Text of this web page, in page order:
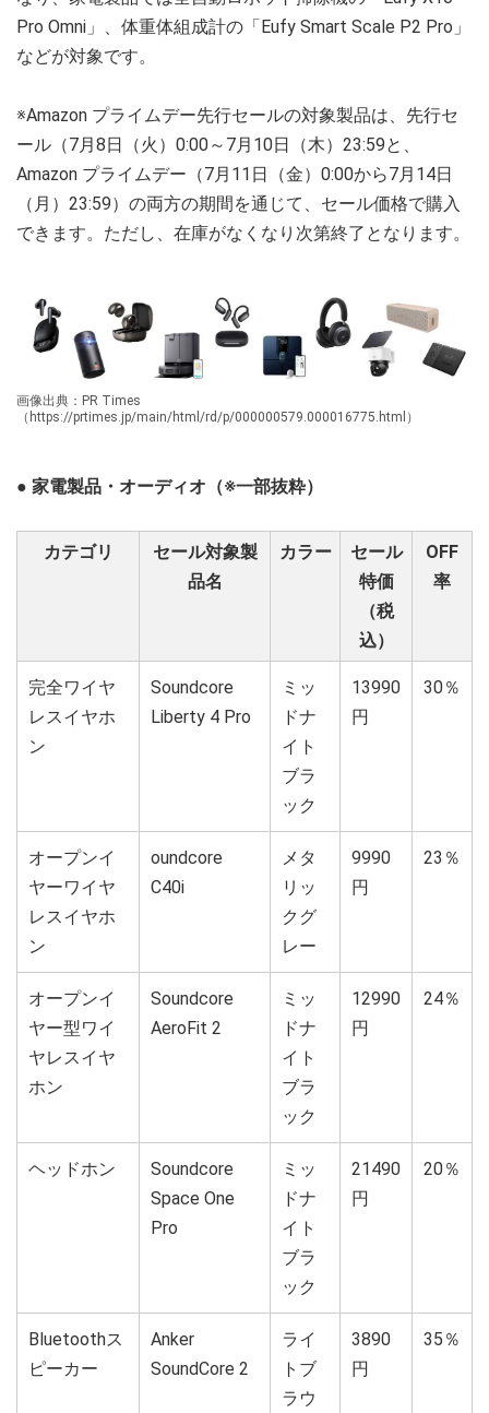
Pro Omni」、体重体組成計の「Eufy Smart Scale P2 Pro」
などが対象です。
※Amazon プライムデー先行セールの対象製品は、先行セ
ール（7月8日（火）0:00～7月10日（木）23:59と、
Amazon プライムデー（7月11日（金）0:00から7月14日
（月）23:59）の両方の期間を通じて、セール価格で購入
できます。ただし、在庫がなくなり次第終了となります。
画像出典：PR Times
（https://prtimes.jp/main/html/rd/p/000000579.000016775.html）
● 家電製品・オーディオ（※一部抜粋）
カテゴリ
セール対象製
品名
カラー
セール
特価
（税
込）
OFF
率
完全ワイヤ
レスイヤホ
ン
Soundcore
Liberty 4 Pro
ミッ
ドナ
イト
ブラ
ック
13990
円
30％
オープンイ
ヤーワイヤ
レスイヤホ
ン
oundcore
C40i
メタ
リッ
クグ
レー
9990
円
23％
オープンイ
ヤー型ワイ
ヤレスイヤ
ホン
Soundcore
AeroFit 2
ミッ
ドナ
イト
ブラ
ック
12990
円
24％
ヘッドホン
Soundcore
Space One
Pro
ミッ
ドナ
イト
ブラ
ック
21490
円
20％
Bluetoothス
ピーカー
Anker
SoundCore 2
ライ
トブ
ラウ
3890
円
35％